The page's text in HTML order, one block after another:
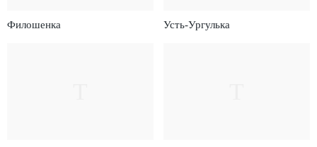
Филошенка Усть-Ургулька